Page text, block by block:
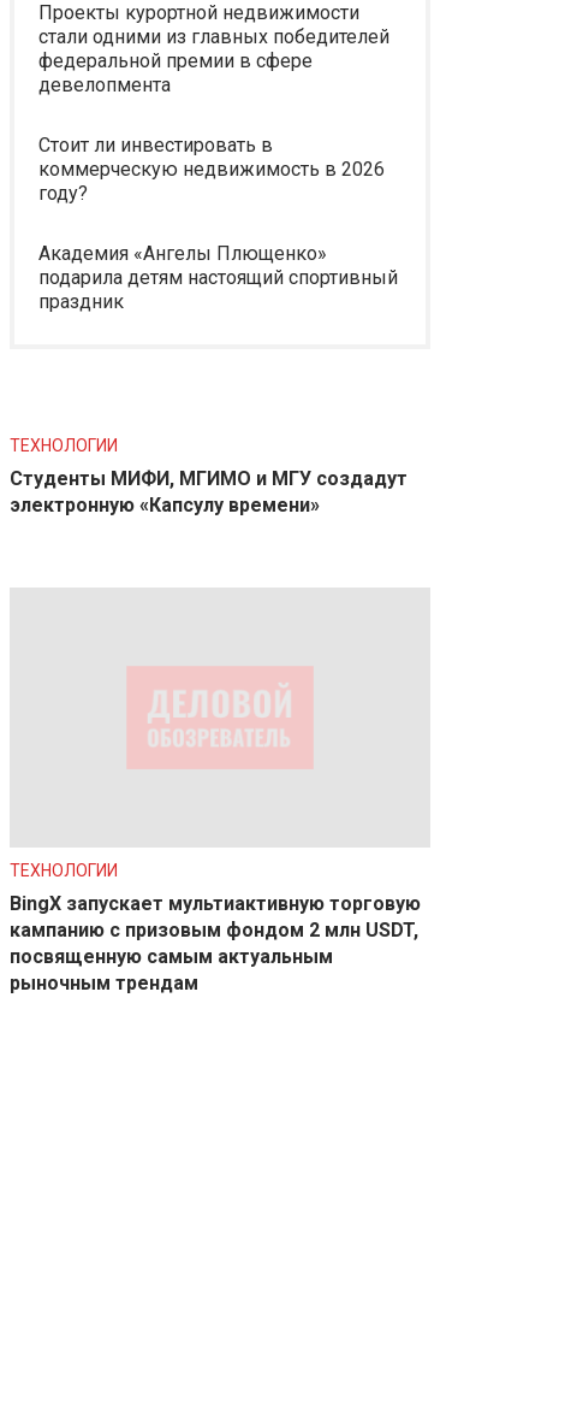
Проекты курортной недвижимости
стали одними из главных победителей
федеральной премии в сфере
девелопмента
Стоит ли инвестировать в
коммерческую недвижимость в 2026
году?
Академия «Ангелы Плющенко»
подарила детям настоящий спортивный
праздник
ТЕХНОЛОГИИ
Студенты МИФИ, МГИМО и МГУ создадут
электронную «Капсулу времени»
ТЕХНОЛОГИИ
BingX запускает мультиактивную торговую
кампанию с призовым фондом 2 млн USDT,
посвященную самым актуальным
рыночным трендам